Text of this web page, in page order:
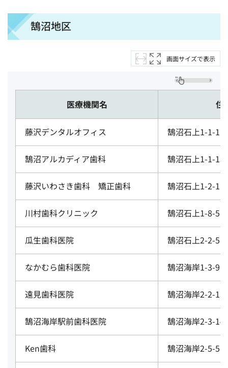
鵠沼地区
画面サイズで表示
医療機関名 住
藤沢デンタルオフィス 鵠沼石上1-1-1
鵠沼アルカディア歯科 鵠沼石上1-1-
藤沢いわさき歯科 矯正歯科 鵠沼石上1-2-1
川村歯科クリニック 鵠沼石上1-8-5
瓜生歯科医院 鵠沼石上2-2-5
なかむら歯科医院 鵠沼海岸1-3-9
遠見歯科医院 鵠沼海岸2-2-13
鵠沼海岸駅前歯科医院 鵠沼海岸2-3-
Ken歯科 鵠沼海岸2-5-5